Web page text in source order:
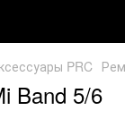
PRC
Band 5/6